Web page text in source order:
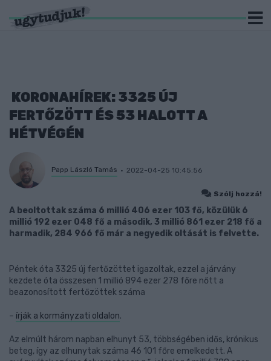
KORONAHÍREK: 3325 ÚJ
FERTŐZÖTT ÉS 53 HALOTT A
HÉTVÉGÉN
Papp László Tamás 2022-04-25 10:45:56
Szólj hozzá!
A beoltottak száma 6 millió 406 ezer 103 fő, közülük 6
millió 192 ezer 048 fő a második, 3 millió 861 ezer 218 fő a
harmadik, 284 966 fő már a negyedik oltását is felvette.
Péntek óta 3325 új fertőzöttet igazoltak, ezzel a járvány
kezdete óta összesen 1 millió 894 ezer 278 főre nőtt a
beazonosított fertőzöttek száma
– írják a kormányzati oldalon.
Az elmúlt három napban elhunyt 53, többségében idős, krónikus
beteg, így az elhunytak száma 46 101 főre emelkedett. A